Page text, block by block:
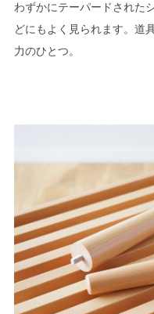
わずかにテーパードされた
どにもよく見られます。道
力のひとつ。